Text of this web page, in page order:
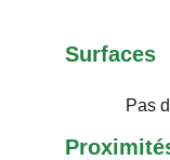
Surfaces
Pas